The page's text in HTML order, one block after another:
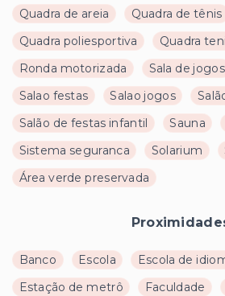
Quadra de areia
Quadra de tênis
Quadra poliesportiva
Quadra
Ronda motorizada
Sala de jogos
Salao festas
Salao jogos
Salão de festas infantil
Sauna
Sistema seguranca
Solarium
Área verde preservada
Banco Escola
Escola de
Estação de metrô
Faculdade